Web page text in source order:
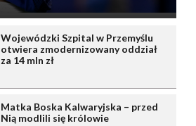
Wojewódzki Szpital w Przemyślu
otwiera zmodernizowany oddział
za 14 mln zł
Matka Boska Kalwaryjska – przed
Nią modlili się królowie